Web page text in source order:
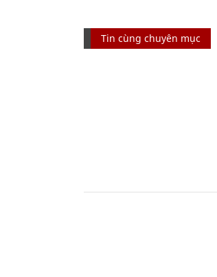
Tin cùng chuyên mục